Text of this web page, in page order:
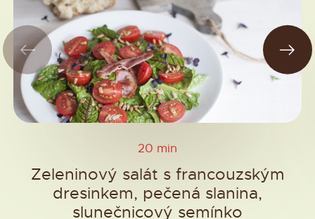
20 min
Zeleninový salát s francouzským
dresinkem, pečená slanina,
slunečnicový semínko